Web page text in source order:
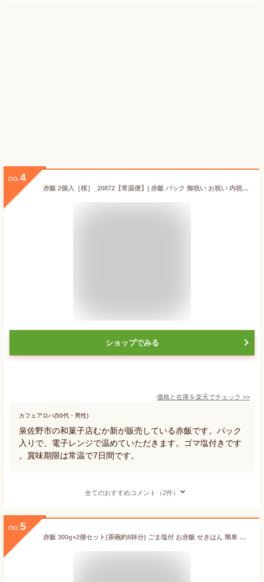
no. 4
赤飯 2個入［桜］_20872【常温便】| 赤飯 パック 御祝い お祝い 内祝い 贈答品 ギフト プレゼント 入園 入学 祝い事 桜 グルメ 米 お返し 名入れ のし 熨斗
ショップでみる
価格と在庫を楽天でチェック >>
カフェアロハ(50代・男性)
泉佐野市の和菓子店むか新が販売している赤飯です。パック
入りで、電子レンジで温めていただきます。ゴマ塩付きです
。賞味期限は常温で7日間です。
全てのおすすめコメント（2件）
no. 5
赤飯 300g×2個セット(茶碗約8杯分) ごま塩付 お赤飯 せきはん 簡単 お手軽 すぐ炊ける お取り寄せ 長期保存可能